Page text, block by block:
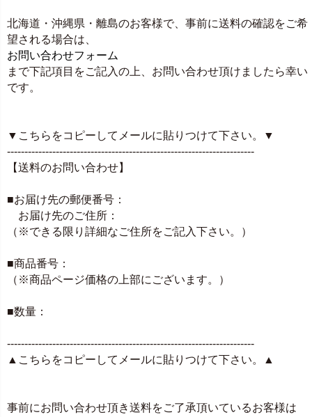
北海道・沖縄県・離島のお客様で、事前に送料の確認をご希
望される場合は、
お問い合わせフォーム
まで下記項目をご記入の上、お問い合わせ頂けましたら幸い
です。
▼こちらをコピーしてメールに貼りつけて下さい。▼
-----------------------------------------------------------------------
【送料のお問い合わせ】
■お届け先の郵便番号：
お届け先のご住所：
（※できる限り詳細なご住所をご記入下さい。）
■商品番号：
（※商品ページ価格の上部にございます。）
■数量：
-----------------------------------------------------------------------
▲こちらをコピーしてメールに貼りつけて下さい。▲
事前にお問い合わせ頂き送料をご了承頂いているお客様は